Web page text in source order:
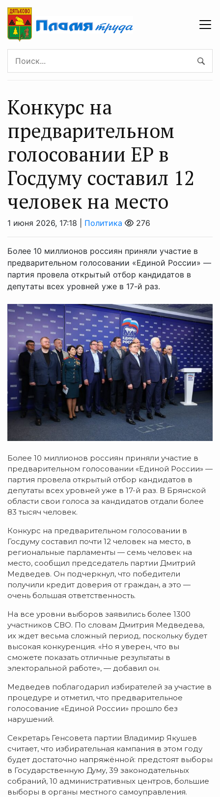
Конкурс на
предварительном
голосовании ЕР в
Госдуму составил 12
человек на место
1 июня 2026, 17:18 | Политика 276
Более 10 миллионов россиян приняли участие в
предварительном голосовании «Единой России» —
партия провела открытый отбор кандидатов в
депутаты всех уровней уже в 17-й раз.
Более 10 миллионов россиян приняли участие в
предварительном голосовании «Единой России» —
партия провела открытый отбор кандидатов в
депутаты всех уровней уже в 17-й раз. В Брянской
области свои голоса за кандидатов отдали более
83 тысяч человек.
Конкурс на предварительном голосовании в
Госдуму составил почти 12 человек на место, в
региональные парламенты — семь человек на
место, сообщил председатель партии Дмитрий
Медведев. Он подчеркнул, что победители
получили кредит доверия от граждан, а это —
очень большая ответственность.
На все уровни выборов заявились более 1300
участников СВО. По словам Дмитрия Медведева,
их ждет весьма сложный период, поскольку будет
высокая конкуренция. «Но я уверен, что вы
сможете показать отличные результаты в
электоральной работе», — добавил он.
Медведев поблагодарил избирателей за участие в
процедуре и отметил, что предварительное
голосование «Единой России» прошло без
нарушений.
Секретарь Генсовета партии Владимир Якушев
считает, что избирательная кампания в этом году
будет достаточно напряжённой: предстоят выборы
в Государственную Думу, 39 законодательных
собраний, 10 административных центров, большие
выборы в органы местного самоуправления.